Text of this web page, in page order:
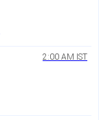
2:00 AM IST